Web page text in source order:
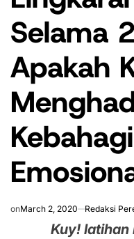
Selama
Apakah
onMarch 2, 2020 Redaksi
Kuy! latihan